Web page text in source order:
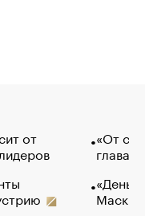
от
«От
глава
Маск в